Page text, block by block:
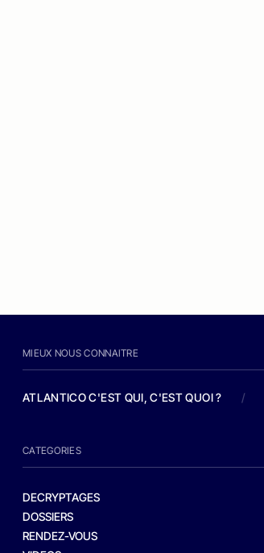
MIEUX NOUS CONNAITRE
ATLANTICO C'EST QUI, C'EST QUOI ? /
CATEGORIES
DECRYPTAGES
DOSSIERS
RENDEZ-VOUS